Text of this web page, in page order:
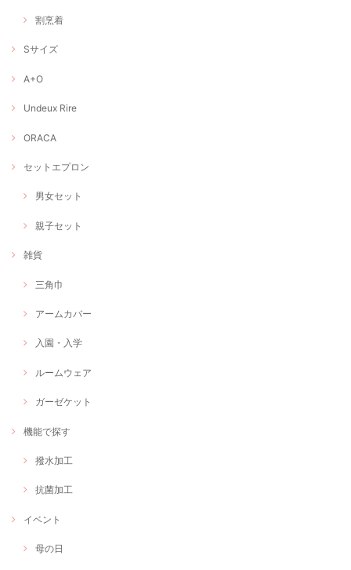
割烹着
Sサイズ
A+O
Undeux Rire
ORACA
セットエプロン
男女セット
親子セット
雑貨
三角巾
アームカバー
入園・入学
ルームウェア
ガーゼケット
機能で探す
撥水加工
抗菌加工
イベント
母の日